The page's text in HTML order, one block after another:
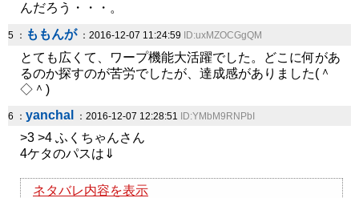
んだろう・・・。
5 ： ももんが：2016-12-07 11:24:59 ID:uxMZOCGgQM
とても広くて、ワープ機能大活躍でした。どこに何があ
るのか探すのが苦労でしたが、達成感がありました(＾
◇＾)
6 ： yanchal ：2016-12-07 12:28:51 ID:YMbM9RNPbI
>3 >4 ふくちゃんさん
4ケタのパスは⇓
ネタバレ内容を表示